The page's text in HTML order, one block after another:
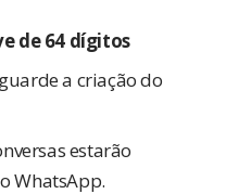
de 64 dígitos
a criação do
estarão
WhatsApp.